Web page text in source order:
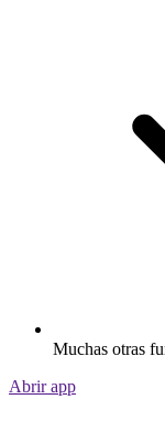
Muchas otras
Abrir app